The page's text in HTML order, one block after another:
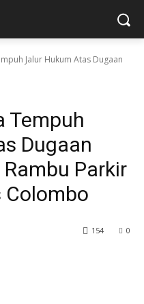
Jalur Hukum Atas Dugaan
Tempuh
Dugaan
Parkir
Colombo
0
154